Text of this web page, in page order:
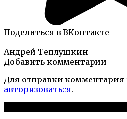
Поделиться в ВКонтакте
Андрей Теплушкин
Добавить комментарии
Для отправки комментария
авторизоваться.